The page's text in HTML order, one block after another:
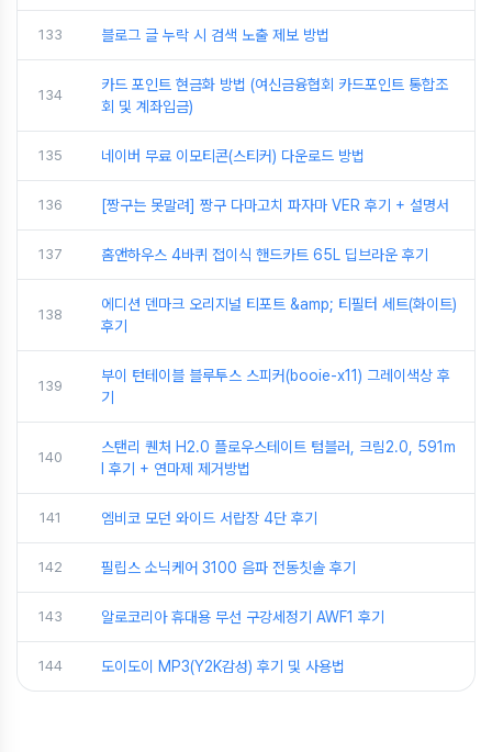
133 블로그 글 누락 시 검색 노출 제보 방법
134
카드 포인트 현금화 방법 (여신금융협회 카드포인트 통합조
회 및 계좌입금)
135 네이버 무료 이모티콘(스티커) 다운로드 방법
136 [짱구는 못말려] 짱구 다마고치 파자마 VER 후기 + 설명서
137 홈앤하우스 4바퀴 접이식 핸드카트 65L 딥브라운 후기
138
에디션 덴마크 오리지널 티포트 &amp; 티필터 세트(화이트)
후기
139
부이 턴테이블 블루투스 스피커(booie-x11) 그레이색상 후
기
140
스탠리 퀜처 H2.0 플로우스테이트 텀블러, 크림2.0, 591m
l 후기 + 연마제 제거방법
141 엠비코 모던 와이드 서랍장 4단 후기
142 필립스 소닉케어 3100 음파 전동칫솔 후기
143 알로코리아 휴대용 무선 구강세정기 AWF1 후기
144 도이도이 MP3(Y2K감성) 후기 및 사용법